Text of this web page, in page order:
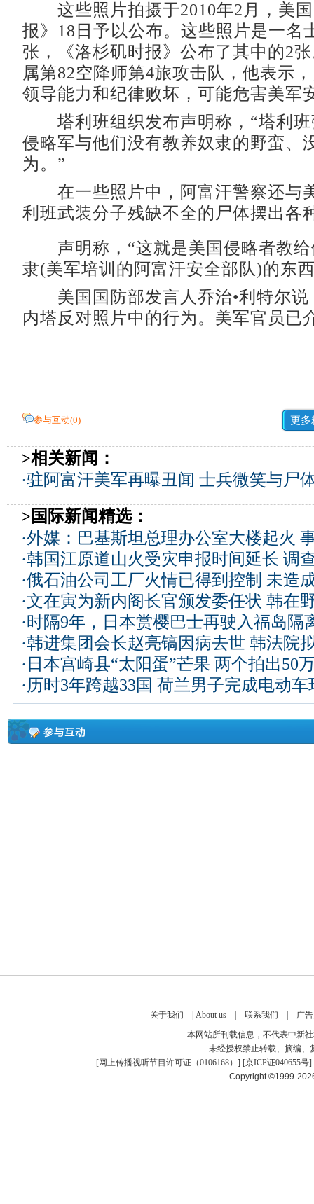
这些照片拍摄于2010年2月，美国
报》18日予以公布。这些照片是一名
张，《洛杉矶时报》公布了其中的2
属第82空降师第4旅攻击队，他表示
领导能力和纪律败坏，可能危害美军
塔利班组织发布声明称，“塔利班
侵略军与他们没有教养奴隶的野蛮、
为。”
在一些照片中，阿富汗警察还与
利班武装分子残缺不全的尸体摆出各
声明称，“这就是美国侵略者教给
隶(美军培训的阿富汗安全部队)的东
美国国防部发言人乔治•利特尔说
内塔反对照片中的行为。美军官员已
参与互动(0) 更多
>相关新闻：
·驻阿富汗美军再曝丑闻 士兵微笑与尸
>国际新闻精选：
·外媒：巴基斯坦总理办公室大楼起火
·韩国江原道山火受灾申报时间延长 调
·俄石油公司工厂火情已得到控制 未造
·文在寅为新内阁长官颁发委任状 韩在
·时隔9年，日本赏樱巴士再驶入福岛隔
·韩进集团会长赵亮镐因病去世 韩法院
· 日本宫崎县“太阳蛋”芒果 两个拍出50
·历时3年跨越33国 荷兰男子完成电动车
关于我们 About us| 联系我们
广
本网站所刊载信息，不代表中新
未经授权禁止转载、摘编、
[网上传播视听节目许可证（0106168） ] [京ICP证040655号]
Copyright ©1999-